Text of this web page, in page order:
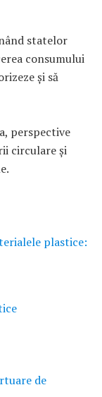
statelor
consumului
și să
perspective
circulare și
plastice:
de